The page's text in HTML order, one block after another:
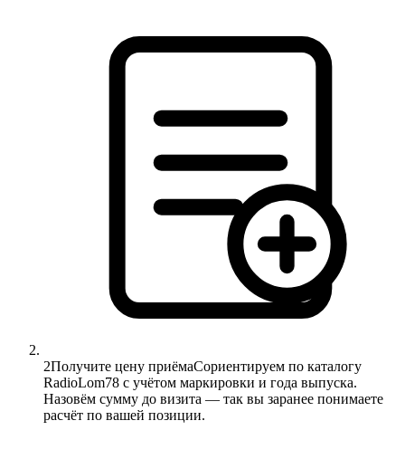
2Получите цену приёмаСориентируем по каталогу
RadioLom78 с учётом маркировки и года выпуска.
Назовём сумму до визита — так вы заранее понимаете
расчёт по вашей позиции.